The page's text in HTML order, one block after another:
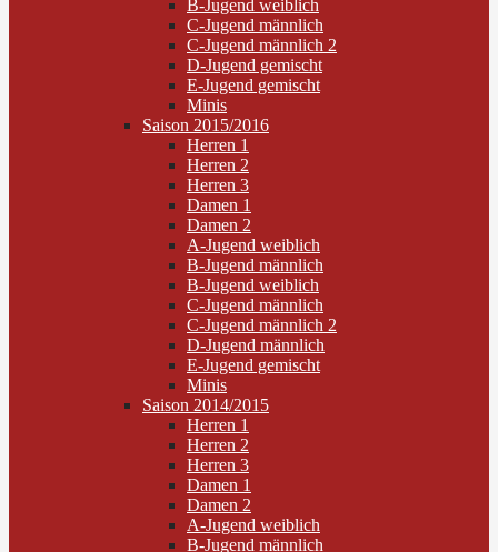
B-Jugend weiblich
C-Jugend männlich
C-Jugend männlich 2
D-Jugend gemischt
E-Jugend gemischt
Minis
Saison 2015/2016
Herren 1
Herren 2
Herren 3
Damen 1
Damen 2
A-Jugend weiblich
B-Jugend männlich
B-Jugend weiblich
C-Jugend männlich
C-Jugend männlich 2
D-Jugend männlich
E-Jugend gemischt
Minis
Saison 2014/2015
Herren 1
Herren 2
Herren 3
Damen 1
Damen 2
A-Jugend weiblich
B-Jugend männlich